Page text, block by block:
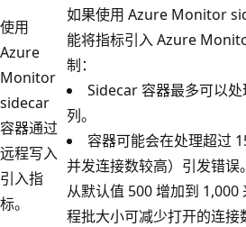
使用
Azure
Monitor
sidecar
容器通过
远程写入
引入指
标。
如果使用 Azure Monitor
能将指标引入 Azure
制：
Sidecar 容器最多可以
列。
容器可能会在处理超过
并发连接数较高）引发错
从默认值 500 增加到 1,000
程批大小可减少打开的连接